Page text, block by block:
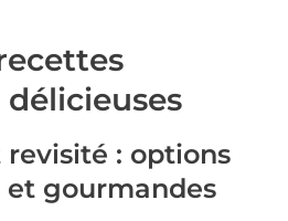
revisité : options
gourmandes